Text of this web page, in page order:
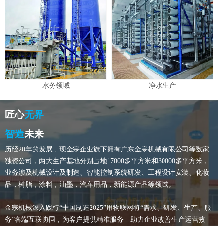
水务领域 净水生产
匠心无界
智造未来
历经20年的发展，现金宗企业旗下拥有广东金宗机械有限公司等数家
独资公司，两大生产基地分别占地17000多平方米和30000多平方米，
业务涉及机械设计及制造、智能控制系统研发、工程设计安装、化妆
品，树脂，涂料，油墨，汽车用品，新能源产品等领域。
金宗机械深入践行“中国制造2025”用物联网将“需求、研发、生产、服
务”各端互联协同，为客户提供精准服务，助力企业改善生产运营效